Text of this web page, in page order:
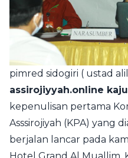
pimred sidogiri ( ustad
assirojiyyah.online
kepenulisan pertama
Asssirojiyah (KPA) yang
berjalan lancar pada